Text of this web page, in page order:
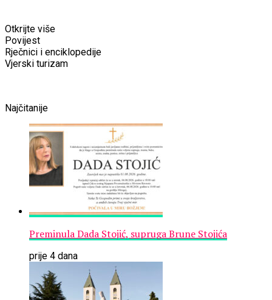
Otkrijte više
Povijest
Rječnici i enciklopedije
Vjerski turizam
Najčitanije
Preminula Dada Stojić, supruga Brune Stojića
prije 4 dana